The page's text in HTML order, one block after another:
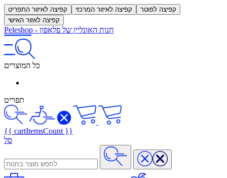
קפיצה לאיזור התפריט קפיצה לאיזור המרכזי
קפיצה לפוטר
קפיצה לאזור האישי
Peleshop - חנות האונליין של פלאפון
כל המוצרים
תפריט
{{ cartItemsCount }}
סל